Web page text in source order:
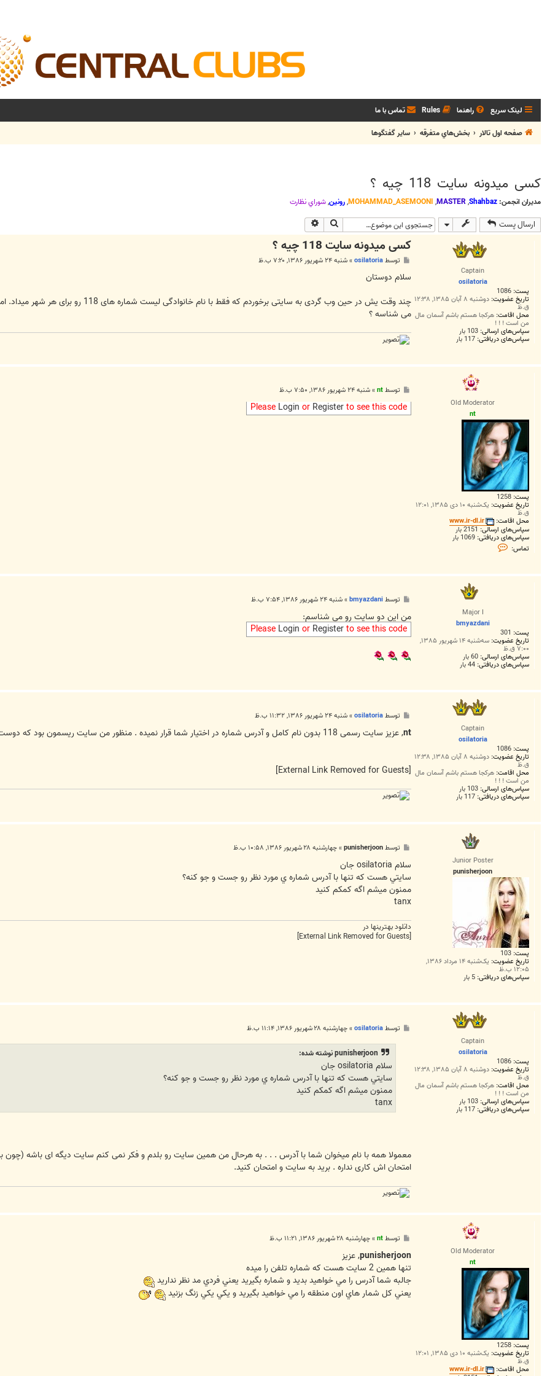
لینک سریع راهنما Rules تماس با ما
صفحه اول تالار
بخش‌‌هاي متفرقه ساير گفتگوها
کسی میدونه سایت 118 چیه ؟
مدیران انجمن: Shahbaz
,
MASTER
,
MOHAMMAD_ASEMOONI
,رونین,شوراي نظارت
ارسال پست جستجو
Captain
osilatoria
پست: 1086
تاریخ عضویت: دوشنبه ۸ آبان ۱۳۸۵, ۱۲:۳۸
ق.ظ
محل اقامت: هرکجا هستم باشم آسمان مال
من است ! ! !
سپاس‌های ارسالی: 103 بار
سپاس‌های دریافتی: 117 بار
کسی میدونه سایت 118 چیه ؟
ت
توسطosilatoria
»شنبه ۲۴ شهریور ۱۳۸۶, ۷:۲۰ ب.ظ
سلام دوستان
می شناسه ؟
Old Moderator
nt
پست: 1258
تاریخ عضویت: یک‌شنبه ۱۰ دی ۱۳۸۵, ۱۲:۰۱
ق.ظ
محل اقامت: www.ir-dl.ir
سپاس‌های ارسالی:2151 بار
سپاس‌های دریافتی: 1069 بار
تماس:
ت
n
ت
توسطnt
»شنبه ۲۴ شهریور ۱۳۸۶, ۷:۵۰ ب.ظ
Please Login or Registerto see this code
Major I
bmyazdani
پست: 301
تاریخ عضویت: سه‌شنبه ۱۴ شهریور ۱۳۸۵,
۷:۰۰ ق.ظ
سپاس‌های ارسالی: 60 بار
سپاس‌های دریافتی: 44 بار
ت
توسطbmyazdani
»شنبه ۲۴ شهریور ۱۳۸۶, ۷:۵۴ ب.ظ
من این دو سایت رو می شناسم:
Please Login or Registerto see this code
Captain
osilatoria
پست: 1086
تاریخ عضویت: دوشنبه ۸ آبان ۱۳۸۵, ۱۲:۳۸
ق.ظ
محل اقامت: هرکجا هستم باشم آسمان مال
من است ! ! !
سپاس‌های ارسالی: 103 بار
سپاس‌های دریافتی: 117 بار
ت
توسطosilatoria
»شنبه ۲۴ شهریور ۱۳۸۶, ۱۱:۳۲ ب.ظ
nt, عزیز سایت رسمی 118 بدون نام کامل و آدرس شماره در اختیار شما قرار نمیده . منظور من سایت ریسمون بود که دوست عزیز
[External Link Removed for Guests]
Junior Poster
punisherjoon
پست: 103
تاریخ عضویت: یک‌شنبه ۱۴ مرداد ۱۳۸۶,
۱۲:۰۵ ب.ظ
سپاس‌های دریافتی: 5 بار
ت
توسطpunisherjoon
»چهارشنبه ۲۸ شهریور ۱۳۸۶, ۱۰:۵۸ ب.ظ
سلام osilatoria جان
سايتي هست که تنها با آدرس شماره ي مورد نظر رو جست و جو کنه؟
ممنون ميشم اگه کمکم کنيد
tanx
دانلود بهترينها در
[External Link Removed for Guests]
Captain
osilatoria
پست: 1086
تاریخ عضویت: دوشنبه ۸ آبان ۱۳۸۵, ۱۲:۳۸
ق.ظ
محل اقامت: هرکجا هستم باشم آسمان مال
من است ! ! !
سپاس‌های ارسالی: 103 بار
سپاس‌های دریافتی: 117 بار
توسطosilatoria
»چهارشنبه ۲۸ شهریور ۱۳۸۶, ۱۱:۱۴ ب.ظ
punisherjoon نوشته شده:
سلام osilatoria جان
سايتي هست که تنها با آدرس شماره ي مورد نظر رو جست و جو کنه؟
ممنون ميشم اگه کمکم کنيد
tanx
امتحان اش کاری نداره . برید به سایت و امتحان کنید.
Old Moderator
nt
پست: 1258
تاریخ عضویت: یک‌شنبه ۱۰ دی ۱۳۸۵, ۱۲:۰۱
ق.ظ
محل اقامت: www.ir-dl.ir
ت
توسطnt
»چهارشنبه ۲۸ شهریور ۱۳۸۶, ۱۱:۲۱ ب.ظ
punisherjoon, عزيز
تنها همين 2 سايت هست که شماره تلفن را ميده
جالبه شما آدرس را مي خواهيد بديد و شماره بگيريد يعني فردي مد نظر نداريد
يعني کل شمار هاي اون منطقه را مي خواهيد بگيريد و يکي يکي زنگ بزنيد